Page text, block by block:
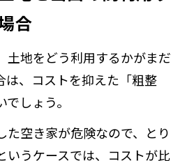
合
土地をどう利用するかがまだ
は、コストを抑えた「粗整
しょう。
た空き家が危険なので、とり
いうケースでは、コストが比